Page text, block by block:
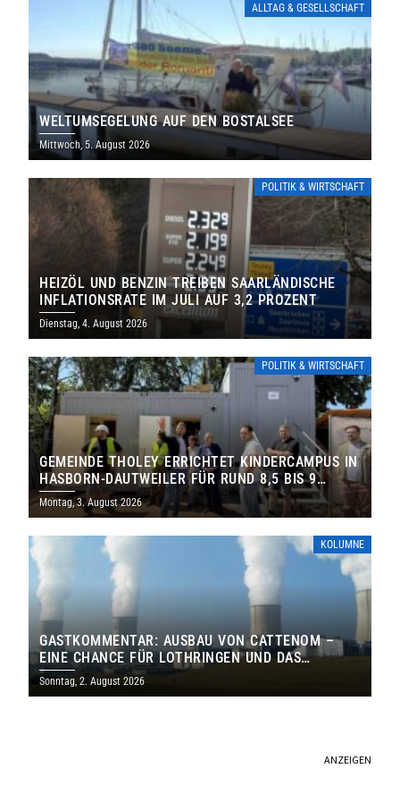
ALLTAG & GESELLSCHAFT
WELTUMSEGELUNG AUF DEN BOSTALSEE
Mittwoch, 5. August 2026
POLITIK & WIRTSCHAFT
HEIZÖL UND BENZIN TREIBEN SAARLÄNDISCHE
INFLATIONSRATE IM JULI AUF 3,2 PROZENT
Dienstag, 4. August 2026
POLITIK & WIRTSCHAFT
GEMEINDE THOLEY ERRICHTET KINDERCAMPUS IN
HASBORN-DAUTWEILER FÜR RUND 8,5 BIS 9
MILLIONEN EURO
Montag, 3. August 2026
KOLUMNE
GASTKOMMENTAR: AUSBAU VON CATTENOM –
EINE CHANCE FÜR LOTHRINGEN UND DAS
SAARLAND
Sonntag, 2. August 2026
ANZEIGEN